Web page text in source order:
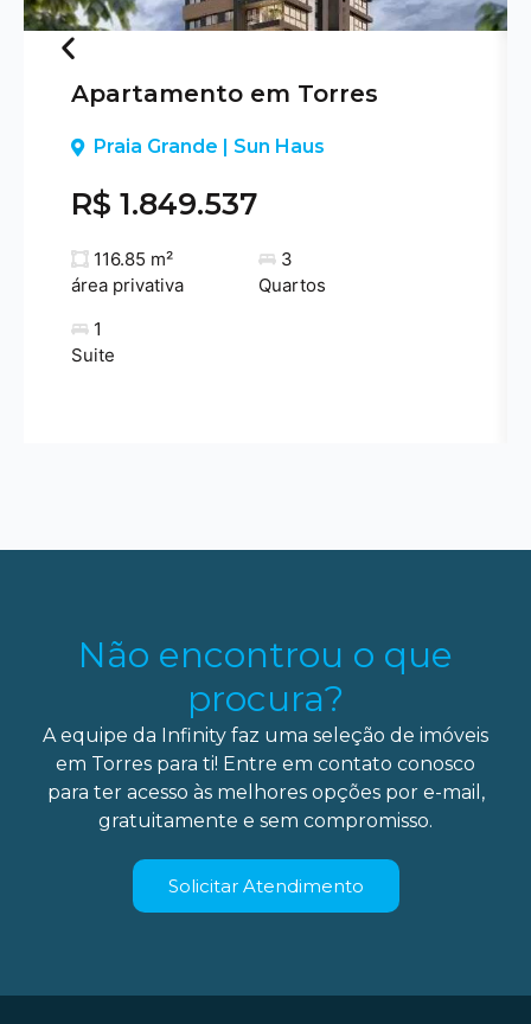
Previous
Apartamento em Torres
Praia Grande | Sun Haus
R$ 1.849.537
116.85 m²
área privativa
3
Quartos
1
Suite
Não encontrou o que
procura?
A equipe da Infinity faz uma seleção de imóveis
em Torres para ti! Entre em contato conosco
para ter acesso às melhores opções por e-mail,
gratuitamente e sem compromisso.
Solicitar Atendimento